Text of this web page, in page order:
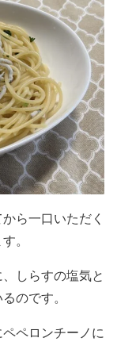
ら一口いただく
。
しらすの塩気と
のです。
ペロンチーノに